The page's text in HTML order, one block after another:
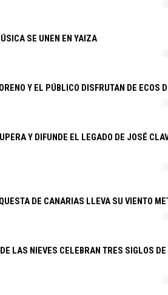
SE UNEN EN YAIZA
Y EL PÚBLICO DISFRUTAN DE ECOS
Y DIFUNDE EL LEGADO DE JOSÉ
DE CANARIAS LLEVA SU VIENTO
LAS NIEVES CELEBRAN TRES SIGLOS